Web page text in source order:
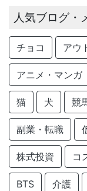
人気ブログ・
チョコ アウ
アニメ・マンガ
猫 犬 競
副業・転職
株式投資 コ
BTS 介護